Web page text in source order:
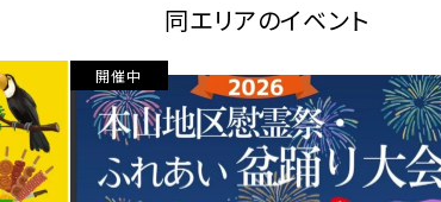
同エリアのイベント
開催中